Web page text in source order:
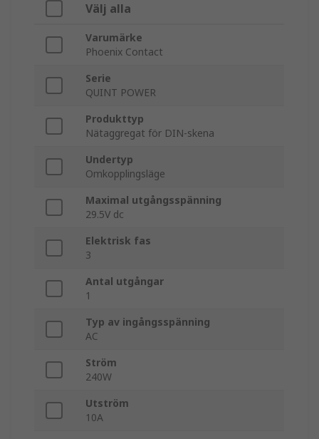
Välj alla
Varumärke
Phoenix Contact
Serie
QUINT POWER
Produkttyp
Nätaggregat för DIN-skena
Undertyp
Omkopplingsläge
Maximal utgångsspänning
29.5V dc
Elektrisk fas
3
Antal utgångar
1
Typ av ingångsspänning
AC
Ström
240W
Utström
10A